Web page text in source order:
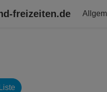
freizeiten.de